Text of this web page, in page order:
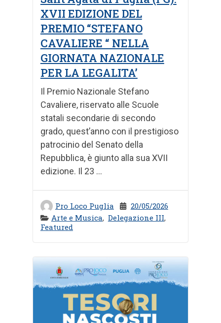
XVII EDIZIONE DEL
PREMIO “STEFANO
CAVALIERE “ NELLA
GIORNATA NAZIONALE
PER LA LEGALITA’
Pro Loco Puglia
20/05/2026
Arte e Musica, Delegazione III,
Featured
Il Premio Nazionale Stefano
Cavaliere, riservato alle Scuole
statali secondarie di secondo
grado, quest’anno con il prestigioso
patrocinio del Senato della
Repubblica, è giunto alla sua XVII
edizione. Il 23 ...